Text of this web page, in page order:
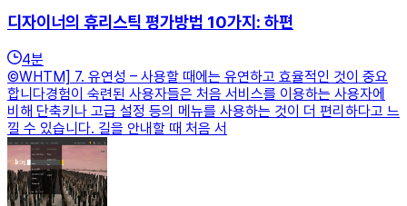
디자이너의 휴리스틱 평가방법 10가지: 하편
4분
©WHTM] 7. 유연성 – 사용할 때에는 유연하고 효율적인 것이 중요
합니다경험이 숙련된 사용자들은 처음 서비스를 이용하는 사용자에
비해 단축키나 고급 설정 등의 메뉴를 사용하는 것이 더 편리하다고 느
낄 수 있습니다. 길을 안내할 때 처음 서